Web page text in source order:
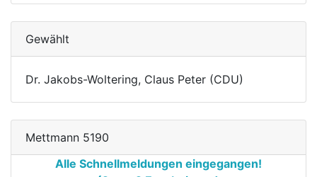
Gewählt
Dr. Jakobs-Woltering, Claus Peter (CDU)
Mettmann 5190
Alle Schnellmeldungen eingegangen!